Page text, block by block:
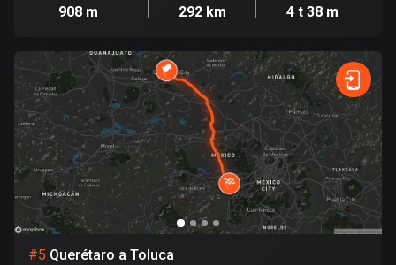
1349 rutter
Cooköarna
2 rutter
Costa Rica
149 rutter
Curaçao
4 rutter
Cypern
1884 rutter
908 m 292 km 4 t 38 m
#5 Querétaro a Toluca